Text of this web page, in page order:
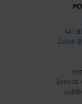
141
Saint-
Service